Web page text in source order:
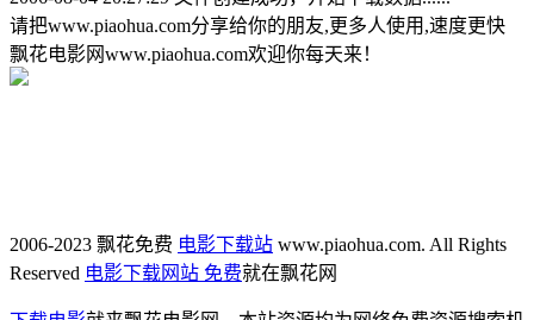
请把www.piaohua.com分享给你的朋友,更多人使用,速度更快
飘花电影网www.piaohua.com欢迎你每天来！
2006-2023 飘花免费 电影下载站 www.piaohua.com. All Rights
Reserved 电影下载网站 免费就在飘花网